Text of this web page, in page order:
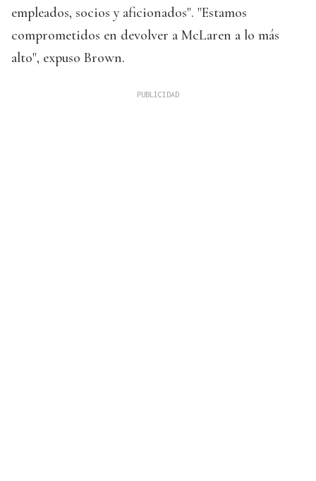
empleados, socios y aficionados". "Estamos
comprometidos en devolver a McLaren a lo más
alto", expuso Brown.